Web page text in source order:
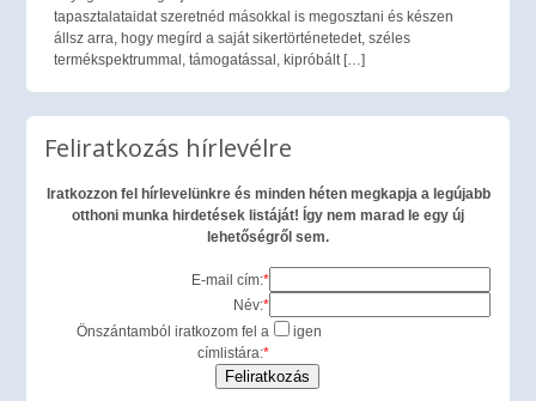
tapasztalataidat szeretnéd másokkal is megosztani és készen
állsz arra, hogy megírd a saját sikertörténetedet, széles
termékspektrummal, támogatással, kipróbált […]
Feliratkozás hírlevélre
Iratkozzon fel hírlevelünkre és minden héten megkapja a legújabb
otthoni munka hirdetések listáját! Így nem marad le egy új
lehetőségről sem.
E-mail cím:*
Név:*
Önszántamból iratkozom fel a
címlistára:*
igen